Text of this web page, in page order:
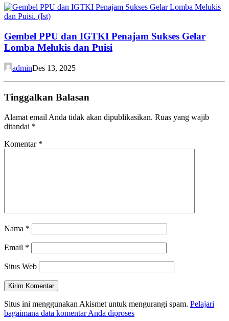
Gembel PPU dan IGTKI Penajam Sukses Gelar
Lomba Melukis dan Puisi
adminDes 13, 2025
Tinggalkan Balasan
Alamat email Anda tidak akan dipublikasikan. Ruas yang wajib
ditandai *
Komentar *
Nama *
Email *
Situs Web
Situs ini menggunakan Akismet untuk mengurangi spam. Pelajari
bagaimana data komentar Anda diproses